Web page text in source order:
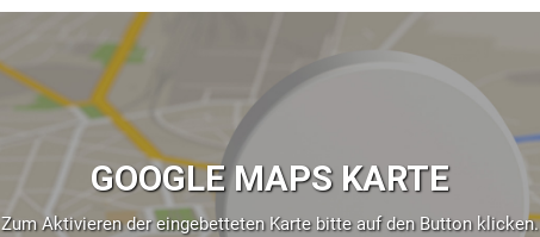
GOOGLE MAPS KARTE
Zum Aktivieren der eingebetteten Karte bitte auf den Button klicken.